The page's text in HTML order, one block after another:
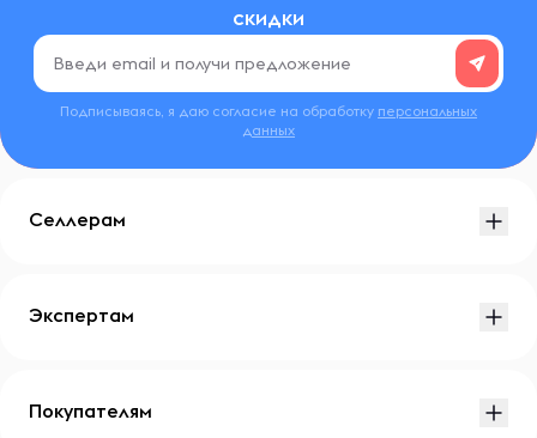
скидки
Подписываясь, я даю согласие на обработку персональных
данных
Селлерам
Экспертам
Покупателям